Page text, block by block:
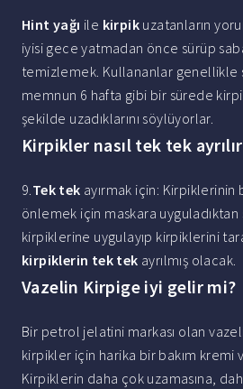
Hint yağı ile kirpik uzatanların
iyisi gece yatmadan önce sürüp
temizlemek. Kullananlar genellikle
memnun 6 hafta gibi bir sürede
şekilde uzadıklarını söylüyorlar.
Kirpikler nasıl tek tek
9.Tek tek ayırmak için: Kirpiklerinin
önlemek için maskara uyguladıktan
kirpiklerine uygulayıp kirpiklerini
kirpiklerin tek tek ayrılmış olacak.
Vazelin Kirpige iyi gelir mi?
Bir petrol jelatini markası olan
kirpikler için harika bir bakım kremi
Kirpiklerin daha çok uzamasına,